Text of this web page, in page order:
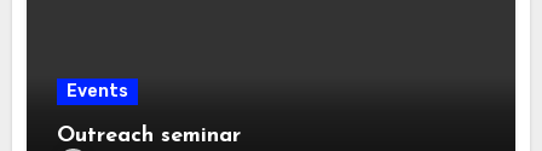
Events
Outreach seminar